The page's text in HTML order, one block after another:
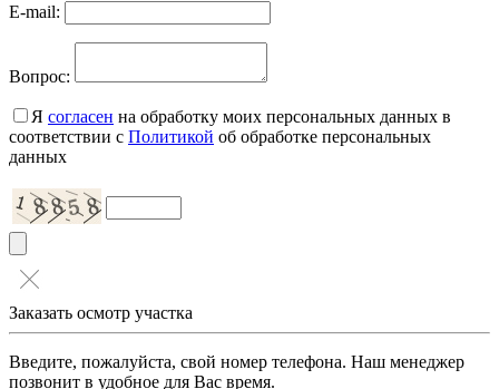
E-mail:
Вопрос:
Я согласен на обработку моих персональных данных в
соответствии с Политикой об обработке персональных
данных
Заказать осмотр участка
Введите, пожалуйста, свой номер телефона. Наш менеджер
позвонит в удобное для Вас время.